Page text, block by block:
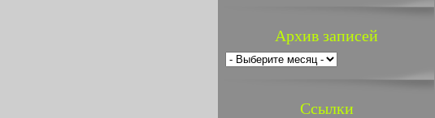
Архив записей
Ссылки